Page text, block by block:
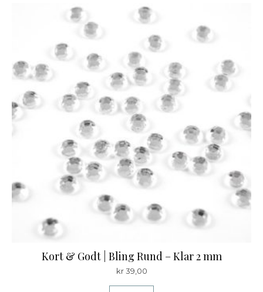
Kort & Godt | Bling Rund – Klar 2 mm
kr39,00